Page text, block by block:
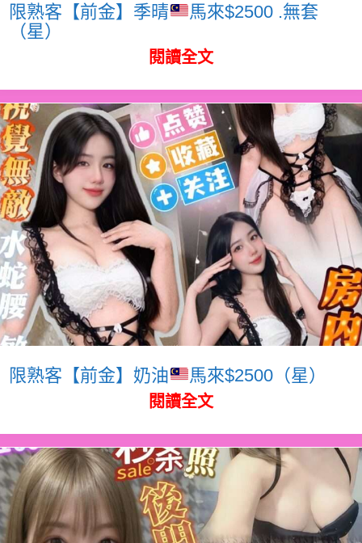
限熟客【前金】季晴
馬來$2500 .無套
（星）
閱讀全文
限熟客【前金】奶油 馬來$2500（星）
閱讀全文